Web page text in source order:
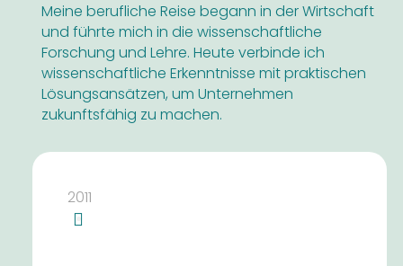
Meine berufliche Reise begann in der Wirtschaft
und führte mich in die wissenschaftliche
Forschung und Lehre. Heute verbinde ich
wissenschaftliche Erkenntnisse mit praktischen
Lösungsansätzen, um Unternehmen
zukunftsfähig zu machen.
2011